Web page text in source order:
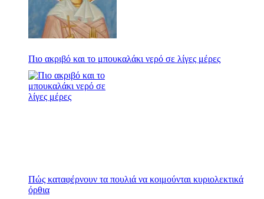
Πιο ακριβό και το μπουκαλάκι νερό σε λίγες μέρες
Πώς καταφέρνουν τα πουλιά να κοιμούνται κυριολεκτικά
όρθια